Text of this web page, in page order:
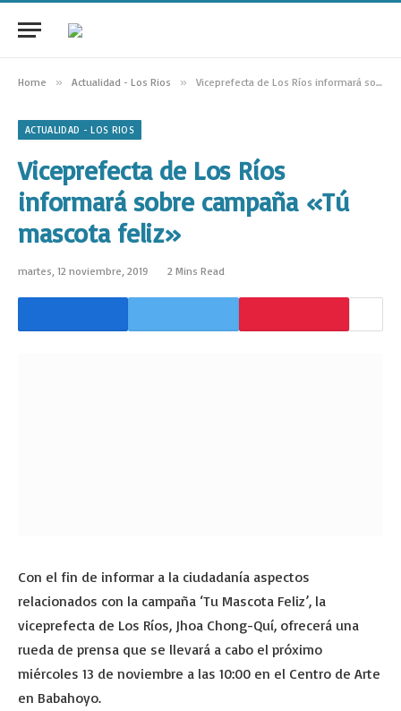
Home » Actualidad - Los Rios » Viceprefecta de Los Ríos informará sobre campaña «Tú mascota feliz»
ACTUALIDAD - LOS RIOS
Viceprefecta de Los Ríos
informará sobre campaña «Tú
mascota feliz»
martes, 12 noviembre, 2019 2 Mins Read
Con el fin de informar a la ciudadanía aspectos
relacionados con la campaña ‘Tu Mascota Feliz’, la
viceprefecta de Los Ríos, Jhoa Chong-Quí, ofrecerá una
rueda de prensa que se llevará a cabo el próximo
miércoles 13 de noviembre a las 10:00 en el Centro de Arte
en Babahoyo.